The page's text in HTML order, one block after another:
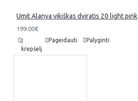
Umit Alanya vikiškas dviratis 20 light pink
199.00€
Į
krepšelį
Pageidauti Palyginti